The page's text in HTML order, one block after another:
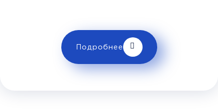
Комфорт
Телевизор Комфорт
Wi-Fi
Климат контроль
Подробнее